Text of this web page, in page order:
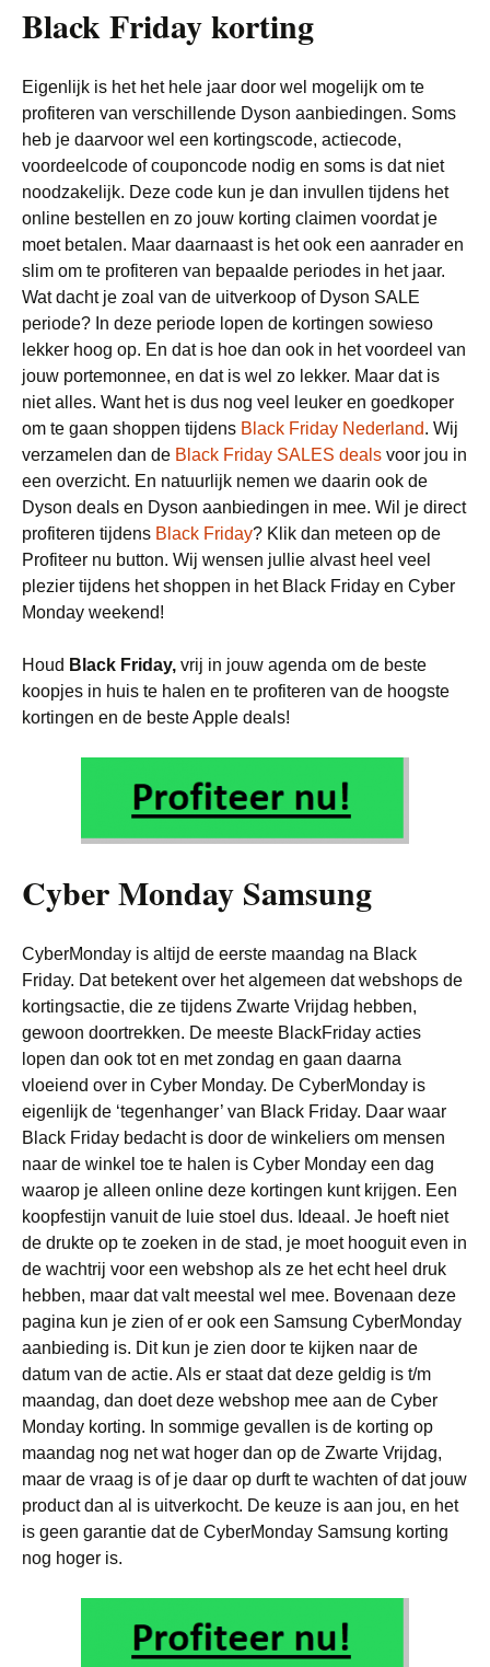
Black Friday korting
Eigenlijk is het het hele jaar door wel mogelijk om te
profiteren van verschillende Dyson aanbiedingen. Soms
heb je daarvoor wel een kortingscode, actiecode,
voordeelcode of couponcode nodig en soms is dat niet
noodzakelijk. Deze code kun je dan invullen tijdens het
online bestellen en zo jouw korting claimen voordat je
moet betalen. Maar daarnaast is het ook een aanrader en
slim om te profiteren van bepaalde periodes in het jaar.
Wat dacht je zoal van de uitverkoop of Dyson SALE
periode? In deze periode lopen de kortingen sowieso
lekker hoog op. En dat is hoe dan ook in het voordeel van
jouw portemonnee, en dat is wel zo lekker. Maar dat is
niet alles. Want het is dus nog veel leuker en goedkoper
om te gaan shoppen tijdens Black Friday Nederland. Wij
verzamelen dan de Black Friday SALES deals voor jou in
een overzicht. En natuurlijk nemen we daarin ook de
Dyson deals en Dyson aanbiedingen in mee. Wil je direct
profiteren tijdens Black Friday? Klik dan meteen op de
Profiteer nu button. Wij wensen jullie alvast heel veel
plezier tijdens het shoppen in het Black Friday en Cyber
Monday weekend!
Houd Black Friday, vrij in jouw agenda om de beste
koopjes in huis te halen en te profiteren van de hoogste
kortingen en de beste Apple deals!
Cyber Monday Samsung
CyberMonday is altijd de eerste maandag na Black
Friday. Dat betekent over het algemeen dat webshops de
kortingsactie, die ze tijdens Zwarte Vrijdag hebben,
gewoon doortrekken. De meeste BlackFriday acties
lopen dan ook tot en met zondag en gaan daarna
vloeiend over in Cyber Monday. De CyberMonday is
eigenlijk de ‘tegenhanger’ van Black Friday. Daar waar
Black Friday bedacht is door de winkeliers om mensen
naar de winkel toe te halen is Cyber Monday een dag
waarop je alleen online deze kortingen kunt krijgen. Een
koopfestijn vanuit de luie stoel dus. Ideaal. Je hoeft niet
de drukte op te zoeken in de stad, je moet hooguit even in
de wachtrij voor een webshop als ze het echt heel druk
hebben, maar dat valt meestal wel mee. Bovenaan deze
pagina kun je zien of er ook een Samsung CyberMonday
aanbieding is. Dit kun je zien door te kijken naar de
datum van de actie. Als er staat dat deze geldig is t/m
maandag, dan doet deze webshop mee aan de Cyber
Monday korting. In sommige gevallen is de korting op
maandag nog net wat hoger dan op de Zwarte Vrijdag,
maar de vraag is of je daar op durft te wachten of dat jouw
product dan al is uitverkocht. De keuze is aan jou, en het
is geen garantie dat de CyberMonday Samsung korting
nog hoger is.